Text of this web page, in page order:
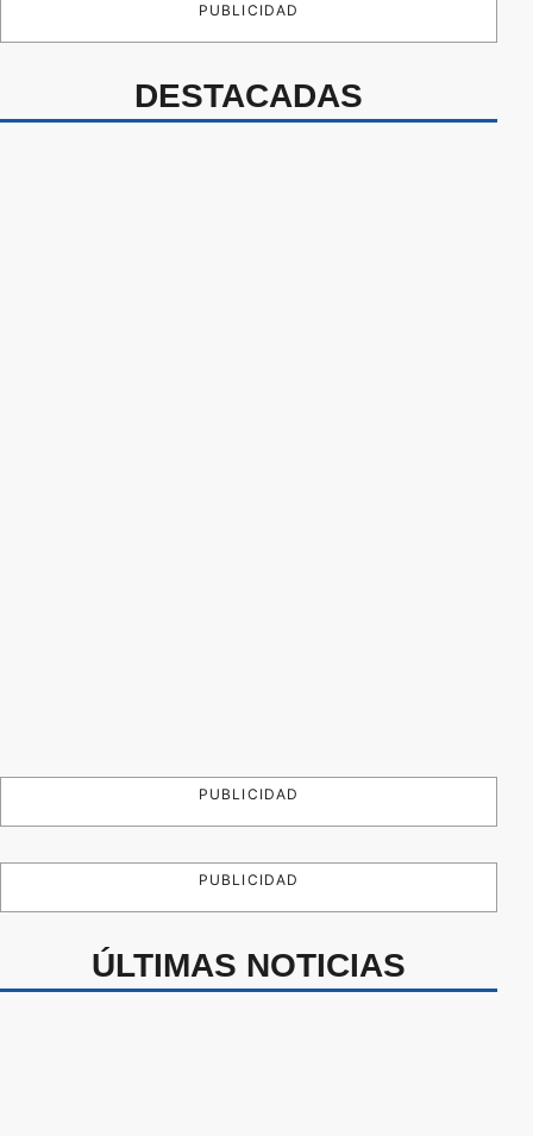
PUBLICIDAD
DESTACADAS
PUBLICIDAD
PUBLICIDAD
ÚLTIMAS NOTICIAS